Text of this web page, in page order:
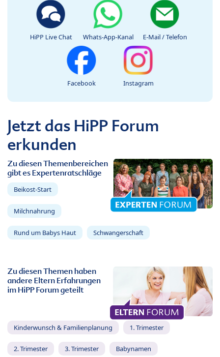
HiPP Live Chat Whats-App-Kanal E-Mail / Telefon
Facebook Instagram
Jetzt das HiPP Forum
erkunden
Zu diesen Themenbereichen
gibt es Expertenratschläge
Beikost-Start
Milchnahrung
Rund um Babys Haut Schwangerschaft
Zu diesen Themen haben
andere Eltern Erfahrungen
im HiPP Forum geteilt
Kinderwunsch & Familienplanung 1. Trimester
2. Trimester 3. Trimester Babynamen